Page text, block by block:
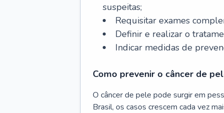
suspeitas;
Requisitar exames
Definir e realizar o
Indicar medidas de
Como prevenir o câncer de
O câncer de pele pode surgir em
Brasil, os casos crescem cada vez